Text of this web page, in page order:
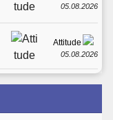
05.08.2026
Attitude
05.08.2026